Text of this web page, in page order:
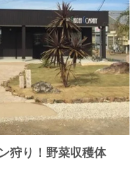
狩り！野菜収穫体